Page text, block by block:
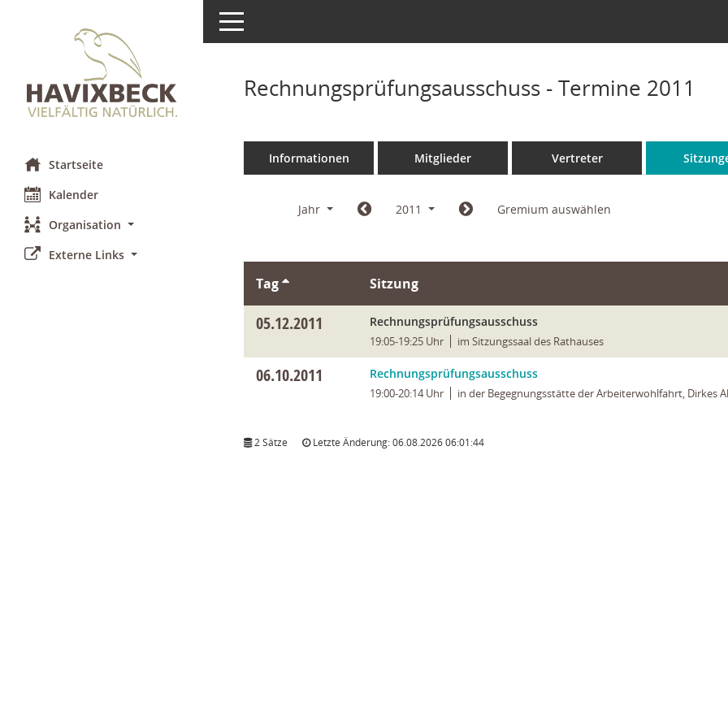
Startseite
Kalender
Organisation
Externe Links
Toggle navigation
Rechnungsprüfungsausschuss - Termine 2011
Informationen Mitglieder Vertreter
Jahr 2011 Gremium auswählen
Tag Sitzung
05.12.2011 Rechnungsprüfungsausschuss
19:05-19:25 Uhr im Sitzungssaal des Rathauses
06.10.2011 Rechnungsprüfungsausschuss
19:00-20:14 Uhr in der Begegnungsstätte der Arbeiterwohlfahrt, Dirkes
2 Sätze Letzte Änderung: 06.08.2026 06:01:44